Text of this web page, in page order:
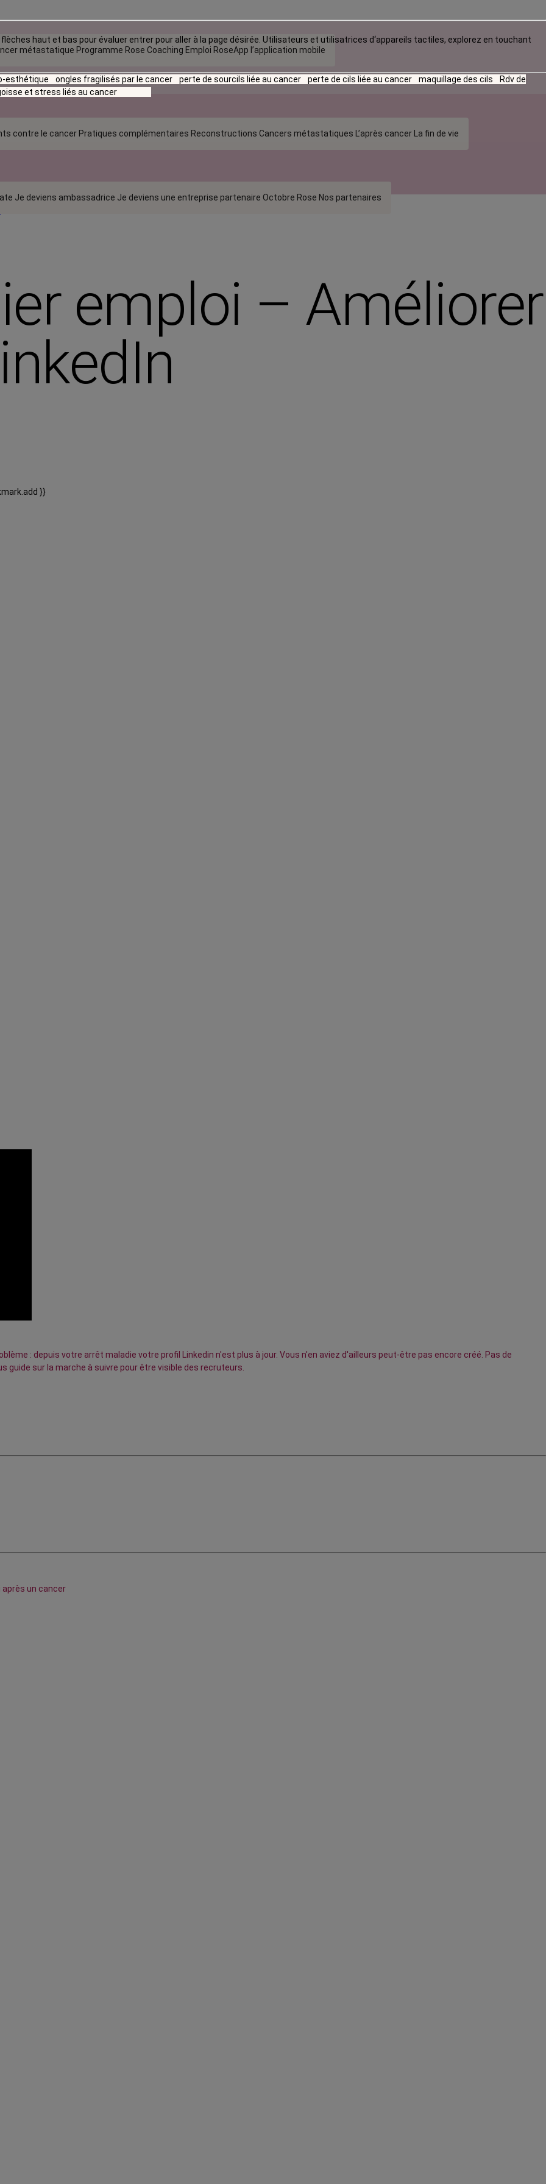
métastatique Programme Rose Coaching Emploi RoseApp l’application mobile
contre le cancer Pratiques complémentaires Reconstructions Cancers métastatiques L’après cancer La fin de vie
Je deviens ambassadrice Je deviens une entreprise partenaire Octobre Rose Nos partenaires
haut et bas pour évaluer entrer pour aller à la page désirée. Utilisateurs et utilisatrices d‘appareils tactiles, explorez en touchant
esthétique ongles fragilisés par le cancer perte de sourcils liée au cancer perte de cils liée au cancer maquillage des cils
Rdv de
et stress liés au cancer
emploi – Améliorer
}}
: depuis votre arrêt maladie votre profil Linkedin n'est plus à jour. Vous n'en aviez d'ailleurs peut-être pas encore créé. Pas de
guide sur la marche à suivre pour être visible des recruteurs.
un cancer